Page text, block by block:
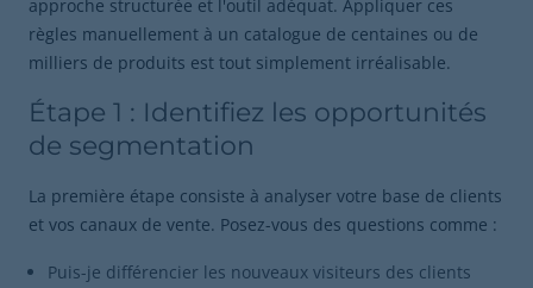
approche structurée et l'outil adéquat. Appliquer ces
règles manuellement à un catalogue de centaines ou de
milliers de produits est tout simplement irréalisable.
Étape 1 : Identifiez les opportunités
de segmentation
La première étape consiste à analyser votre base de clients
et vos canaux de vente. Posez-vous des questions comme :
Puis-je différencier les nouveaux visiteurs des clients